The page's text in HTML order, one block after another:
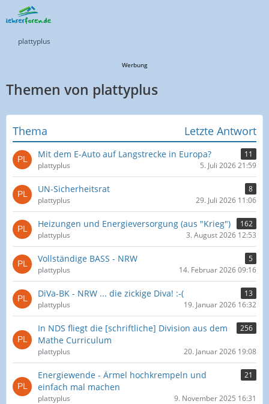
plattyplus
Werbung
Themen von plattyplus
Thema Letzte Antwort
Mit dem E-Auto auf Langstrecke in Europa?
11
plattyplus
5. Juli 2026 21:59
UN-Sicherheitsrat
8
plattyplus
29. Juli 2026 11:06
Heizungen und Energieversorgung (aus "Krieg")
162
plattyplus
3. August 2026 12:53
Vollständige BASS - NRW
5
plattyplus
14. Februar 2026 09:16
DiVa-BK - NRW ... die zickige Diva! :-(
13
plattyplus
19. Januar 2026 16:32
In NDS fliegt die [schriftliche] Division aus dem
Mathe Curriculum
256
plattyplus 20. Januar 2026 19:08
Energiewende - Ärmel hochkrempeln und
einfach mal machen
21
plattyplus 9. November 2025 16:31